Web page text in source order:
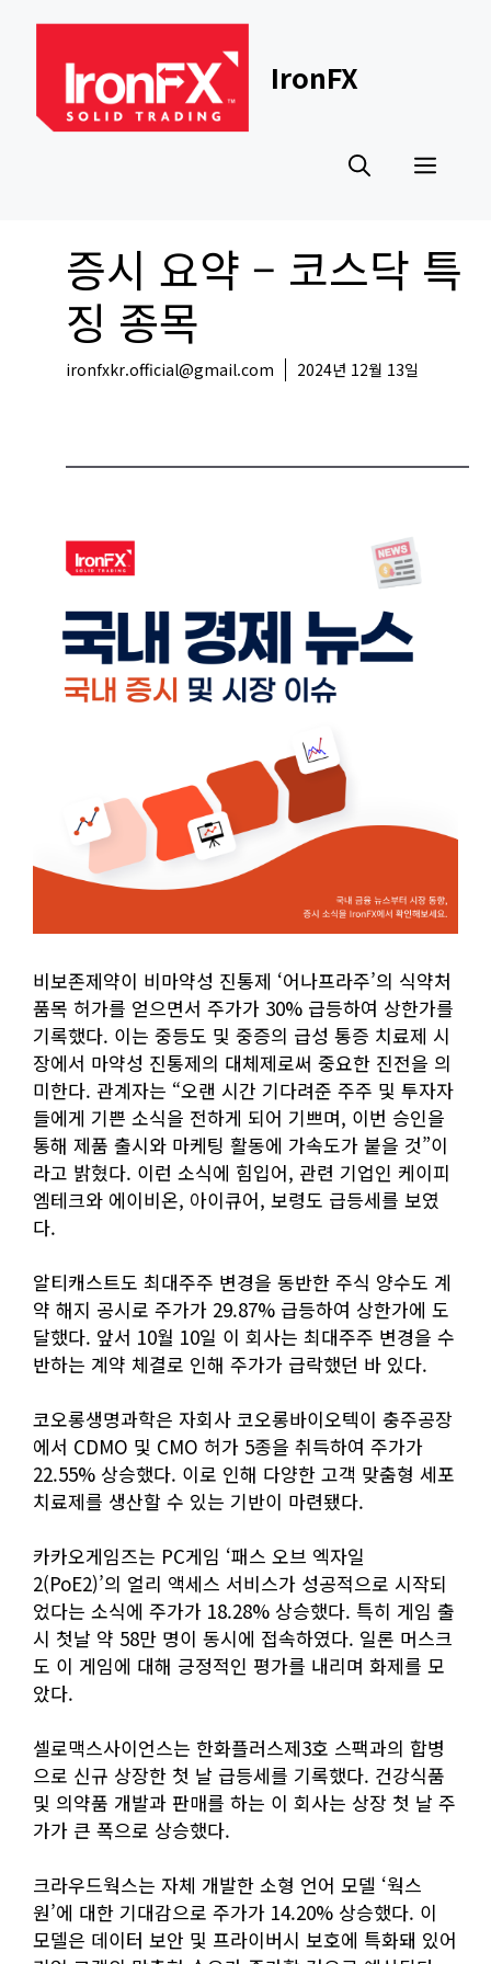
content
IronFX
증시 요약 – 코스닥 특
징 종목
ironfxkr.official@gmail.com 2024년 12월 13일
비보존제약이 비마약성 진통제 ‘어나프라주’의 식약처
품목 허가를 얻으면서 주가가 30% 급등하여 상한가를
기록했다. 이는 중등도 및 중증의 급성 통증 치료제 시
장에서 마약성 진통제의 대체제로써 중요한 진전을 의
미한다. 관계자는 “오랜 시간 기다려준 주주 및 투자자
들에게 기쁜 소식을 전하게 되어 기쁘며, 이번 승인을
통해 제품 출시와 마케팅 활동에 가속도가 붙을 것”이
라고 밝혔다. 이런 소식에 힘입어, 관련 기업인 케이피
엠테크와 에이비온, 아이큐어, 보령도 급등세를 보였
다.
알티캐스트도 최대주주 변경을 동반한 주식 양수도 계
약 해지 공시로 주가가 29.87% 급등하여 상한가에 도
달했다. 앞서 10월 10일 이 회사는 최대주주 변경을 수
반하는 계약 체결로 인해 주가가 급락했던 바 있다.
코오롱생명과학은 자회사 코오롱바이오텍이 충주공장
에서 CDMO 및 CMO 허가 5종을 취득하여 주가가
22.55% 상승했다. 이로 인해 다양한 고객 맞춤형 세포
치료제를 생산할 수 있는 기반이 마련됐다.
카카오게임즈는 PC게임 ‘패스 오브 엑자일
2(PoE2)’의 얼리 액세스 서비스가 성공적으로 시작되
었다는 소식에 주가가 18.28% 상승했다. 특히 게임 출
시 첫날 약 58만 명이 동시에 접속하였다. 일론 머스크
도 이 게임에 대해 긍정적인 평가를 내리며 화제를 모
았다.
셀로맥스사이언스는 한화플러스제3호 스팩과의 합병
으로 신규 상장한 첫 날 급등세를 기록했다. 건강식품
및 의약품 개발과 판매를 하는 이 회사는 상장 첫 날 주
가가 큰 폭으로 상승했다.
크라우드웍스는 자체 개발한 소형 언어 모델 ‘웍스
원’에 대한 기대감으로 주가가 14.20% 상승했다. 이
모델은 데이터 보안 및 프라이버시 보호에 특화돼 있어